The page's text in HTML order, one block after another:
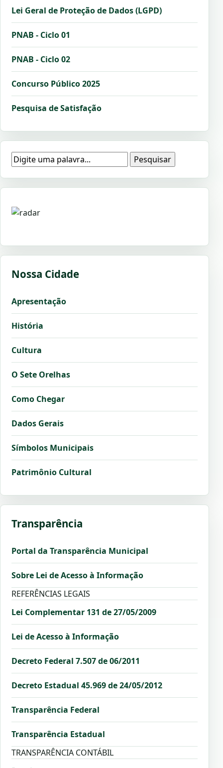
Lei Geral de Proteção de Dados (LGPD)
PNAB - Ciclo 01
PNAB - Ciclo 02
Concurso Público 2025
Pesquisa de Satisfação
Pesquisar
Nossa Cidade
Apresentação
História
Cultura
O Sete Orelhas
Como Chegar
Dados Gerais
Símbolos Municipais
Patrimônio Cultural
Transparência
Portal da Transparência Municipal
Sobre Lei de Acesso à Informação
REFERÊNCIAS LEGAIS
Lei Complementar 131 de 27/05/2009
Lei de Acesso à Informação
Decreto Federal 7.507 de 06/2011
Decreto Estadual 45.969 de 24/05/2012
Transparência Federal
Transparência Estadual
TRANSPARÊNCIA CONTÁBIL